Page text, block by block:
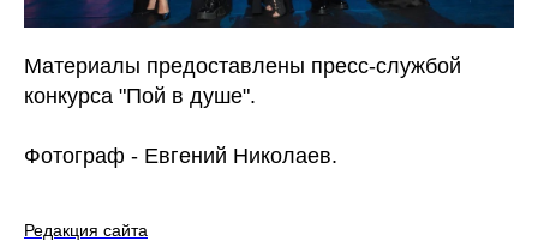
Материалы предоставлены пресс-службой
конкурса "Пой в душе".
Фотограф - Евгений Николаев.
Редакция сайта